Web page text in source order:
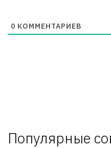
0 КОММЕНТАРИЕВ
Популярные